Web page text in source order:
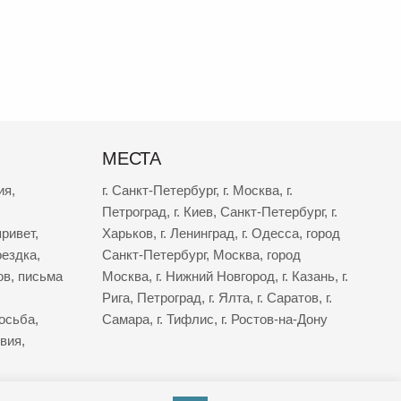
,
,
,
, письма
,
,
МЕСТА
г. Санкт-Петербург, г. Москва, г.
Петроград, г. Киев, Санкт-Петербург, г.
Харьков, г. Ленинград, г. Одесса, город
Санкт-Петербург, Москва, город
Москва, г. Нижний Новгород, г. Казань, г.
Рига, Петроград, г. Ялта, г. Саратов, г.
Самара, г. Тифлис, г. Ростов-на-Дону